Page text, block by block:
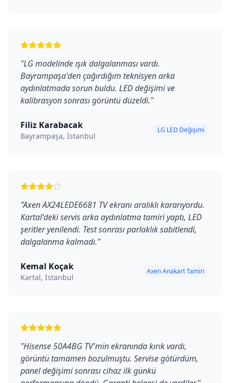
"LG modelinde ışık dalgalanması vardı.
Bayrampaşa'den çağırdığım teknisyen arka
aydınlatmada sorun buldu. LED değişimi ve
kalibrasyon sonrası görüntü düzeldi."
Filiz Karabacak
Bayrampaşa, İstanbul
LG LED Değişimi
"Axen AX24LEDE6681 TV ekranı aralıklı kararıyordu.
Kartal'deki servis arka aydınlatma tamiri yaptı, LED
şeritler yenilendi. Test sonrası parlaklık sabitlendi,
dalgalanma kalmadı."
Kemal Koçak
Kartal, İstanbul
Axen Anakart Tamiri
"Hisense 50A4BG TV'min ekranında kırık vardı,
görüntü tamamen bozulmuştu. Servise götürdüm,
panel değişimi sonrası cihaz ilk günkü